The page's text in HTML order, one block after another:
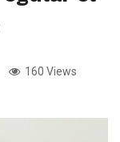
160 Views